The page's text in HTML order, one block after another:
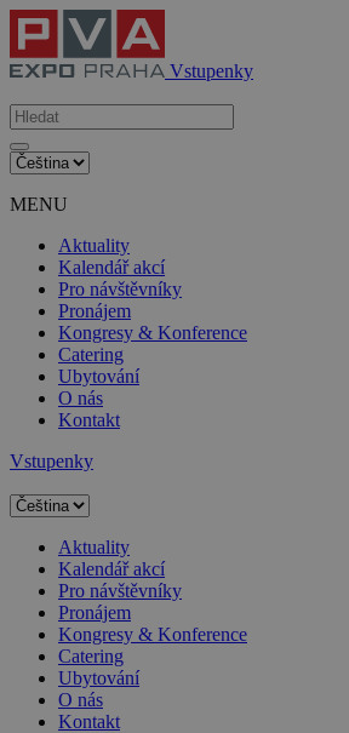
Vstupenky
MENU
Aktuality
Kalendář akcí
Pro návštěvníky
Pronájem
Kongresy & Konference
Catering
Ubytování
O nás
Kontakt
Vstupenky
Aktuality
Kalendář akcí
Pro návštěvníky
Pronájem
Kongresy & Konference
Catering
Ubytování
O nás
Kontakt